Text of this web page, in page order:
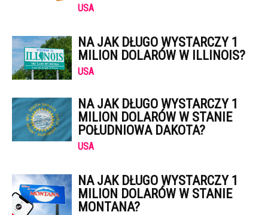
USA
NA JAK DŁUGO WYSTARCZY 1
MILION DOLARÓW W ILLINOIS?
USA
NA JAK DŁUGO WYSTARCZY 1
MILION DOLARÓW W STANIE
POŁUDNIOWA DAKOTA?
USA
NA JAK DŁUGO WYSTARCZY 1
MILION DOLARÓW W STANIE
MONTANA?